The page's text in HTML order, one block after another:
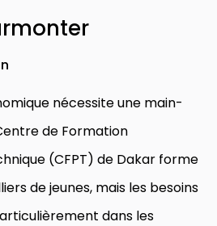
nécessite une main-
de Formation
(CFPT) de Dakar forme
de jeunes, mais les besoins
dans les